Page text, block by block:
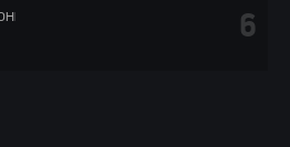
Новая империя (2024)